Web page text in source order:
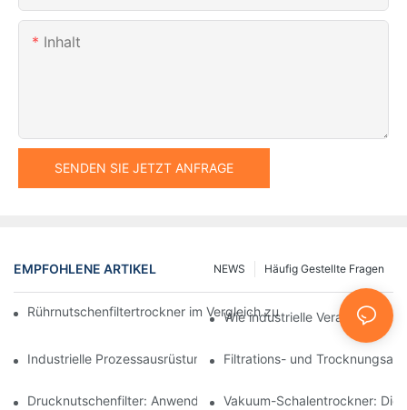
Inhalt
SENDEN SIE JETZT ANFRAGE
EMPFOHLENE ARTIKEL Häufig Gestellte Fragen
NEWS
Rührnutschenfiltertrockner im Vergleich zu anderen
Wie industrielle
Industrielle Prozessausrüstung: Innovationen, die die Zukunft
Filtrations- und
Drucknutschenfilter: Anwendungen in der Chemie- und
Vakuum-Schalentrockner: